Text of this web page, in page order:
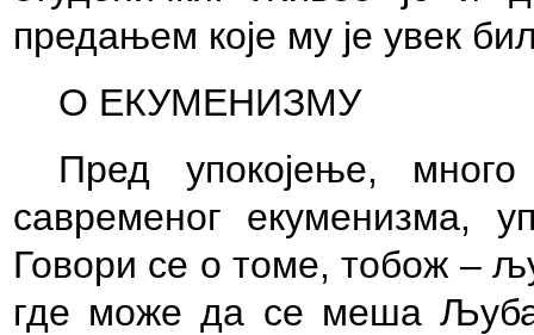
предањем које му је увек
О ЕКУМЕНИЗМУ
Пред упокојење,
савременог екуменизма,
Говори се о томе, тобож –
где може да се меша